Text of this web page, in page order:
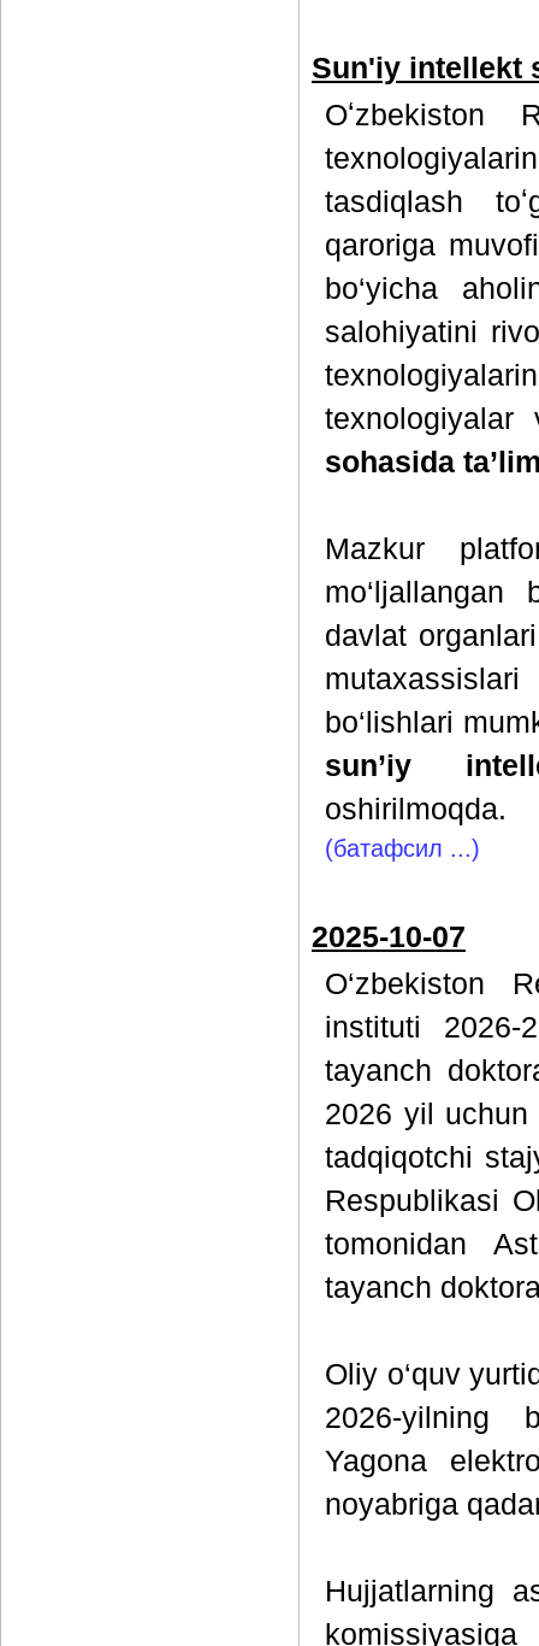
Sun'iy intellekt
Oʻzbekiston
tasdiqlash
qaroriga
bo‘yicha
salohiyatini
sohasida
Mazkur
mo‘ljallangan
davlat
bo‘lishlari
sun’iy
oshirilmoqda.
(батафсил ...)
2025-10-07
O‘zbekiston
instituti 2026-
tayanch
2026 yil uchun
tadqiqotchi
Respublikasi
tomonidan
tayanch
Oliy o‘quv
2026-
Yagona
noyabriga
Hujjatlarning